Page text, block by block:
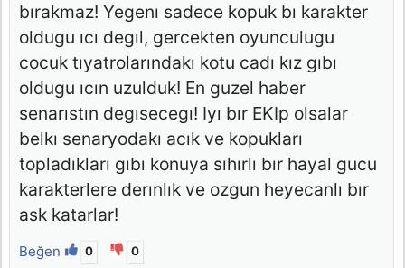
bırakmaz! Yegenı sadece kopuk bı karakter
oldugu ıcı degıl, gercekten oyunculugu
cocuk tıyatrolarındakı kotu cadı kız gıbı
oldugu ıcın uzulduk! En guzel haber
senarıstın degısecegı! Iyı bır EKIp olsalar
belkı senaryodakı acık ve kopukları
topladıkları gıbı konuya sıhırlı bır hayal gucu
karakterlere derınlık ve ozgun heyecanlı bır
ask katarlar!
Beğen 0 0